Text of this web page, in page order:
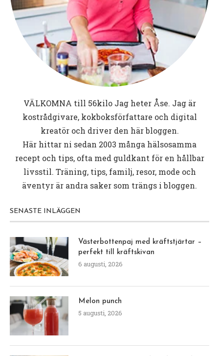
VÄLKOMNA till 56kiloJag heter Åse. Jag är
kostrådgivare, kokboksförfattare och digital
kreatör och driver den här bloggen.
Här hittar ni sedan 2003 många hälsosamma
recept och tips, ofta med guldkant för en hållbar
livsstil. Träning, tips, familj, resor, mode och
äventyr är andra saker som trängs i bloggen.
SENASTE INLÄGGEN
Västerbottenpaj med kräftstjärtar –
perfekt till kräftskivan
6 augusti, 2026
Melon punch
5 augusti, 2026